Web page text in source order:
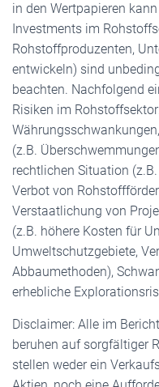
in den Wertpapieren
Investments im
Rohstoffproduzenten,
entwickeln) sind
beachten. Nachfolgend
Risiken im
(z.B.
rechtlichen Situation
Verbot von
Verstaatlichung von
(z.B. höhere Kosten für
Umweltschutzgebiete,
Abbaumethoden),
erhebliche
Disclaimer: Alle im
beruhen auf sorgfältiger
stellen weder ein